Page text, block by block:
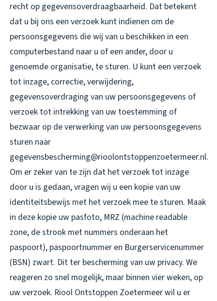
recht op gegevensoverdraagbaarheid. Dat betekent
dat u bij ons een verzoek kunt indienen om de
persoonsgegevens die wij van u beschikken in een
computerbestand naar u of een ander, door u
genoemde organisatie, te sturen. U kunt een verzoek
tot inzage, correctie, verwijdering,
gegevensoverdraging van uw persoonsgegevens of
verzoek tot intrekking van uw toestemming of
bezwaar op de verwerking van uw persoonsgegevens
sturen naar
gegevensbescherming@rioolontstoppenzoetermeer.nl.
Om er zeker van te zijn dat het verzoek tot inzage
door u is gedaan, vragen wij u een kopie van uw
identiteitsbewijs met het verzoek mee te sturen. Maak
in deze kopie uw pasfoto, MRZ (machine readable
zone, de strook met nummers onderaan het
paspoort), paspoortnummer en Burgerservicenummer
(BSN) zwart. Dit ter bescherming van uw privacy. We
reageren zo snel mogelijk, maar binnen vier weken, op
uw verzoek. Riool Ontstoppen Zoetermeer wil u er